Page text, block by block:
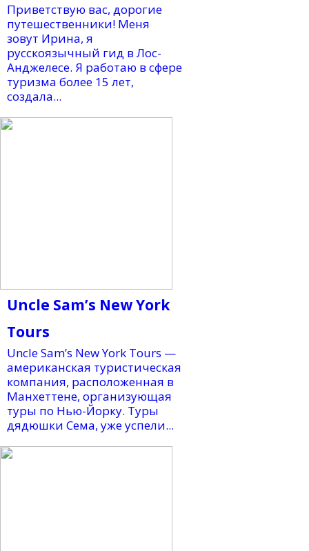
Приветствую вас, дорогие
путешественники! Меня
зовут Ирина, я
русскоязычный гид в Лос-
Анджелесе. Я работаю в сфере
туризма более 15 лет,
создала...
Uncle Sam’s New York
Tours
Uncle Sam’s New York Tours —
американская туристическая
компания, расположенная в
Манхеттене, организующая
туры по Нью-Йорку. Туры
дядюшки Сема, уже успели...